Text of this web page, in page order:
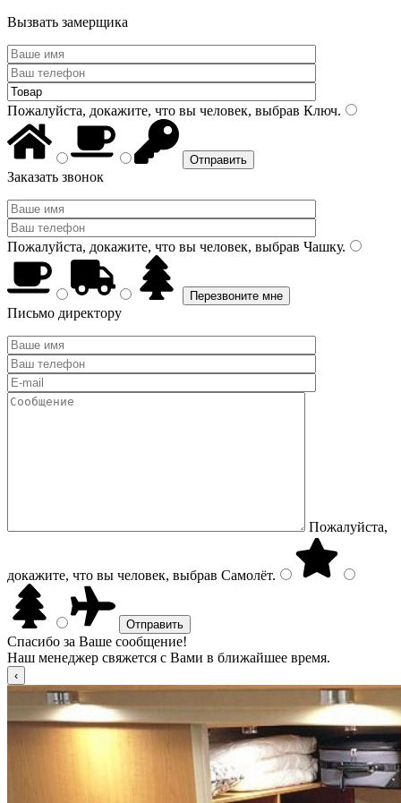
Вызвать замерщика
Пожалуйста, докажите, что вы человек, выбрав Ключ.
Заказать звонок
Пожалуйста, докажите, что вы человек, выбрав Чашку.
Письмо директору
Пожалуйста,
докажите, что вы человек, выбрав Самолёт.
Спасибо за Ваше сообщение!
Наш менеджер свяжется с Вами в ближайшее время.